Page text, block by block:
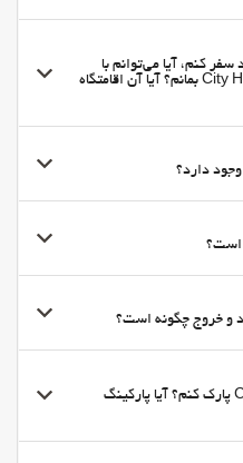
است
کنم، آیا می‌توانم با
حیوان خانگی خود در City Hotel Neuruppin بمانم؟ آیا آن اقامتگاه
آیا می‌توانم در City Hotel Neuruppin پارک کنم؟ آیا پارکینگ